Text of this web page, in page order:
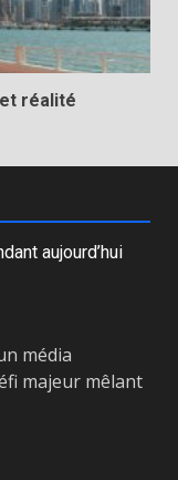
réalité
aujourd’hui
média
majeur mêlant